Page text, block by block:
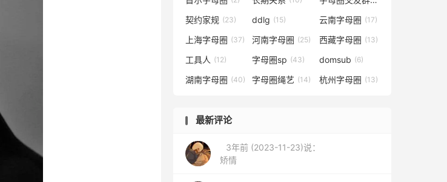
契约家规 (23) ddlg (15) 云南字母圈 (17)
上海字母圈 (37) 河南字母圈 (25) 西藏字母圈 (13)
工具人 (12) 字母圈sp (43) domsub (6)
湖南字母圈 (40) 字母圈绳艺 (14) 杭州字母圈 (13)
最新评论
3年前 (2023-11-23)说：
矫情